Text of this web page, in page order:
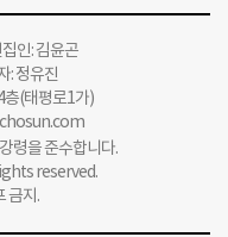
인: 김윤곤
: 정유진
층(태평로1가)
령을 준수합니다.
reserved.
금지.